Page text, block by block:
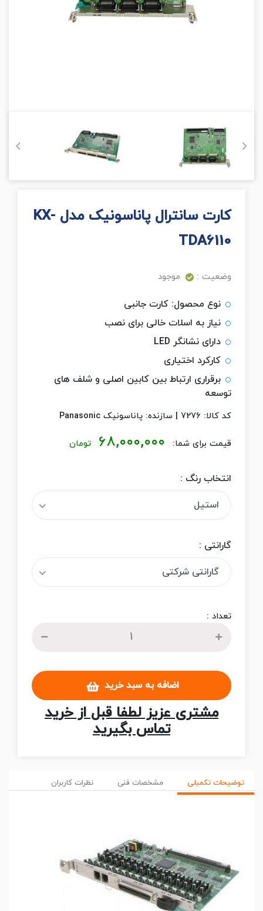
کارت سانترال پاناسونیک مدل KX-
TDA6110
وضعیت : موجود
نوع محصول: کارت جانبی
نیاز به اسلات خالی برای نصب
دارای نشانگر LED
کارکرد اختیاری
برقراری ارتباط بین کابین اصلی و شلف های
توسعه
کد کالا: 7276
| سازنده: پاناسونیک Panasonic
قیمت برای شما: ۶۸,۰۰۰,۰۰۰ تومان
انتخاب رنگ :
استیل
گارانتی :
گارانتی شرکتی
تعداد :
اضافه به سبد خرید
مشتری عزیز لطفا قبل از خرید
تماس بگیرید
توضیحات تکمیلی مشخصات فنی نظرات کاربران